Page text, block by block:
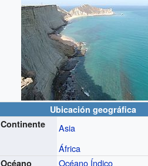
Ubicación geográfica
Continente
Asia
África
Océano Océano Índico